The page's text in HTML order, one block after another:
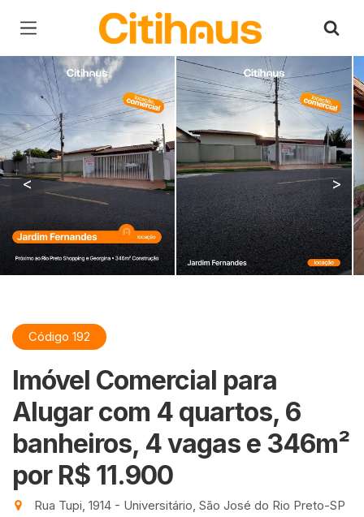
Página inicial
< >
Código 192
Imóvel Comercial para
Alugar com 4 quartos, 6
banheiros, 4 vagas e 346m²
por R$ 11.900
Rua Tupi, 1914 - Universitário, São José do Rio Preto-SP